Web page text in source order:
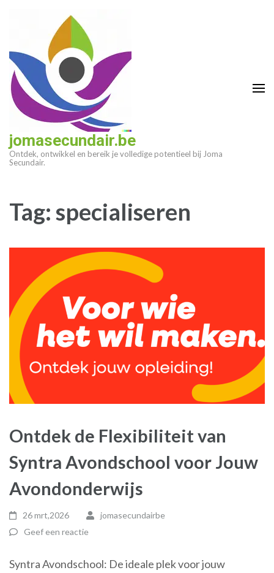
(druk
enter)
jomasecundair.be
Ontdek, ontwikkel en bereik je volledige potentieel bij Joma
Secundair.
Tag:specialiseren
Ontdek de Flexibiliteit van
Syntra Avondschool voor Jouw
Avondonderwijs
26 mrt,2026
jomasecundairbe
Geef een reactie
Syntra Avondschool: De ideale plek voor jouw